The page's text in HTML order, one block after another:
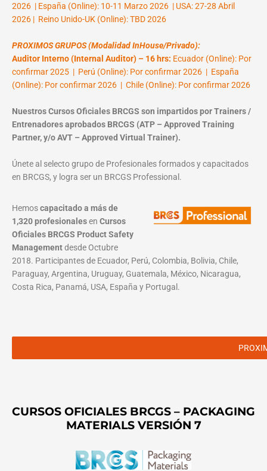
2026 | España (Online): 10-11 Marzo 2026 | USA: 27-28 Abril
2026 | Reino Unido-UK (Online): TBD 2026
PROXIMOS GRUPOS (Modalidad InHouse/Privado):
Auditor Interno (Internal Auditor) – 16 hrs: Ecuador (Online): Por
confirmar 2025 | Perú (Online): Por confirmar 2026 | España
(Online): Por confirmar 2026 | Chile (Online): Por confirmar 2026
Nuestros Cursos Oficiales BRCGS son impartidos por Trainers /
Entrenadores aprobados BRCGS (ATP – Approved Training
Partner, y/o AVT – Approved Virtual Trainer).
Únete al selecto grupo de Profesionales formados y capacitados
en BRCGS, y logra ser un BRCGS Professional.
Hemoscapacitado a más de
1,320 profesionalesen Cursos
Oficiales BRCGS Product Safety
Managementdesde Octubre
2018. Participantes de Ecuador, Perú, Colombia, Bolivia, Chile,
Paraguay, Argentina, Uruguay, Guatemala, México, Nicaragua,
Costa Rica, Panamá, USA, España y Portugal.
CURSOS OFICIALES BRCGS – PACKAGING
MATERIALS VERSIÓN 7